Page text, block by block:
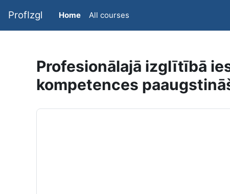
ProfIzgl Home All courses
Profesionālajā izglītībā
kompetences